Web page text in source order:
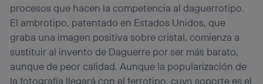
procesos que hacen la competencia al daguerrotipo.
El ambrotipo, patentado en Estados Unidos, que
graba una imagen positiva sobre cristal, comienza a
sustituir al invento de Daguerre por ser más barato,
aunque de peor calidad. Aunque la popularización de
la fotografía llegará con el ferrotipo, cuyo soporte es el